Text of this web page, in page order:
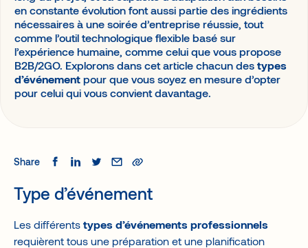
en constante évolution font aussi partie des ingrédients
nécessaires à une soirée d’entreprise réussie, tout
comme l’outil technologique flexible basé sur
l’expérience humaine, comme celui que vous propose
B2B/2GO. Explorons dans cet article chacun des types
d’événement pour que vous soyez en mesure d’opter
pour celui qui vous convient davantage.
Share
Type d’événement
Les différents types d’événements professionnels
requièrent tous une préparation et une planification